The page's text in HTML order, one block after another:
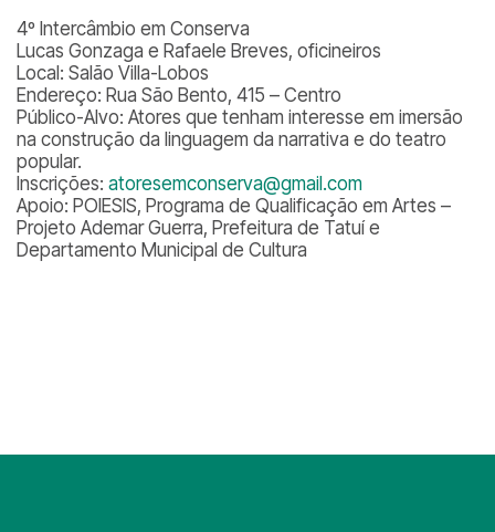
4º Intercâmbio em Conserva
Lucas Gonzaga e Rafaele Breves, oficineiros
Local: Salão Villa-Lobos
Endereço: Rua São Bento, 415 – Centro
Público-Alvo: Atores que tenham interesse em imersão
na construção da linguagem da narrativa e do teatro
popular.
Inscrições: atoresemconserva@gmail.com
Apoio: POIESIS, Programa de Qualificação em Artes –
Projeto Ademar Guerra, Prefeitura de Tatuí e
Departamento Municipal de Cultura